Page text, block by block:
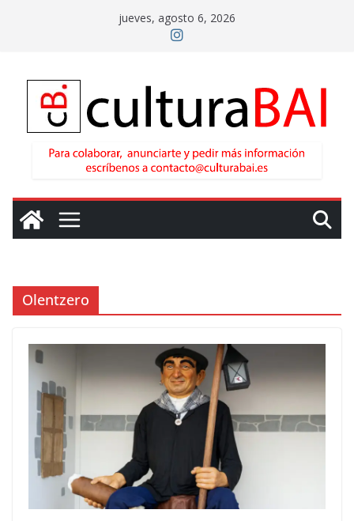
jueves, agosto 6, 2026
Olentzero